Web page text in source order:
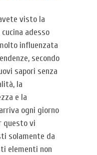
visto la
adesso
influenzata
secondo
sapori senza
la
e la
ogni giorno
questo vi
solamente da
elementi non